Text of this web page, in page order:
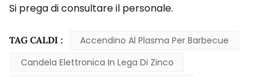
Si prega di consultare il personale.
TAG CALDI :
Accendino Al Plasma Per Barbecue
Candela Elettronica In Lega Di Zinco